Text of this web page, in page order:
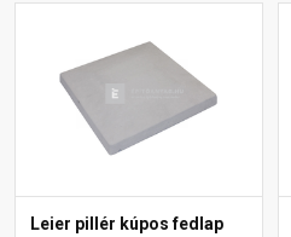
Leier pillér kúpos fedlap